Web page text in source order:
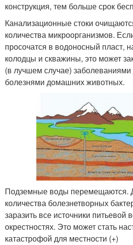
конструкция, тем больше срок
Канализационные стоки
количества микроорганизмов.
просочатся в водоносный пласт,
колодцы и скважины, это может
(в лучшем случае)
болезнями домашних животных.
Подземные воды перемещаются.
количества болезнетворных
заразить все источники питьевой
окрестностях. Это может стать
катастрофой для местности (+)